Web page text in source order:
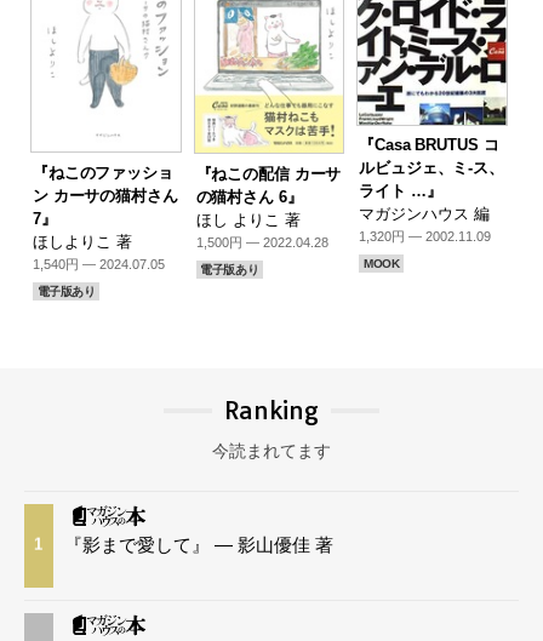
『ねこのファッショ
ン カーサの猫村さん
7』
ほしよりこ 著
1,540円 — 2024.07.05
電子版あり
『ねこの配信 カーサ
の猫村さん 6』
ほし よりこ 著
1,500円 — 2022.04.28
電子版あり
『Casa BRUTUS コ
ルビュジェ、ミ-ス、
ライト …』
マガジンハウス 編
1,320円 — 2002.11.09
MOOK
Ranking
今読まれてます
1 『影まで愛して』 — 影山優佳 著